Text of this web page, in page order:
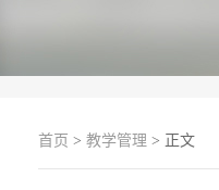
首页 > 教学管理 > 正文